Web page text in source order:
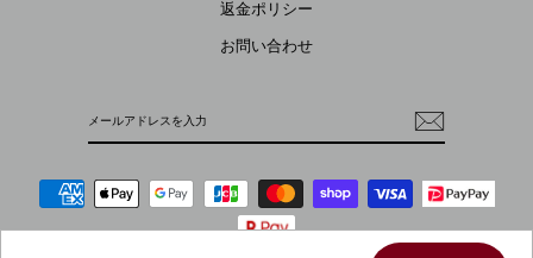
返金ポリシー
お問い合わせ